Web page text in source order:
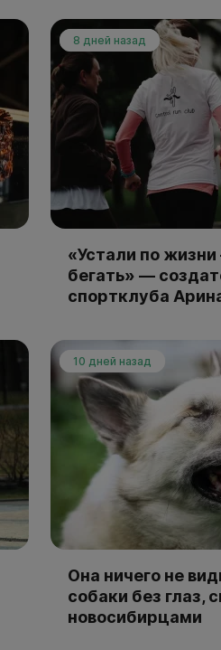
8 дней назад
«Устали по
бегать» —
спортклуба
10 дней назад
Она ничего не
собаки без глаз,
новосибирцами